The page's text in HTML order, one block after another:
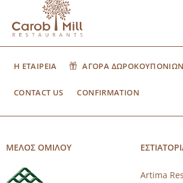
Η ΕΤΑΙΡΕΙΑ ΑΓΟΡΑ ΔΩΡΟΚΟΥΠΟΝΙΩΝ
CONTACT US CONFIRMATION
ΜΕΛΟΣ ΟΜΙΛΟΥ
Artima